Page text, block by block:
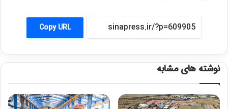
Copy URL
نوشته های مشابه